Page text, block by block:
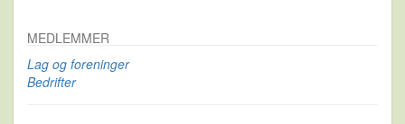
MEDLEMMER
Lag og foreninger
Bedrifter